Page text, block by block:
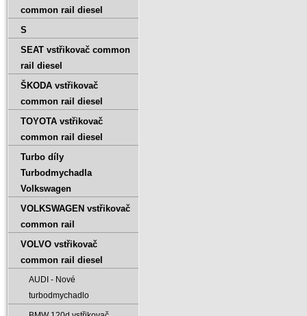
common rail diesel
S
SEAT vstřikovač common
rail diesel
ŠKODA vstřikovač
common rail diesel
TOYOTA vstřikovač
common rail diesel
Turbo díly
Turbodmychadla
Volkswagen
VOLKSWAGEN vstřikovač
common rail
VOLVO vstřikovač
common rail diesel
AUDI - Nové
turbodmychadlo